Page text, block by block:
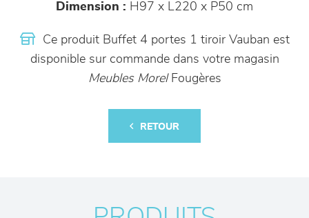
Dimension : H97 x L220 x P50 cm
Ce produit Buffet 4 portes 1 tiroir Vauban est
disponible sur commande dans votre magasin
Meubles MorelFougères
RETOUR